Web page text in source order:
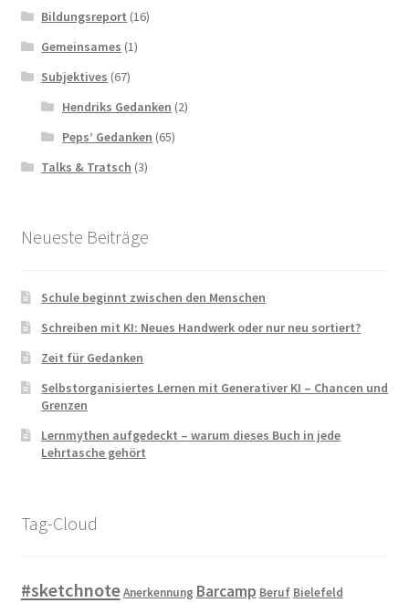
Bildungsreport (16)
Gemeinsames (1)
Subjektives (67)
Hendriks Gedanken (2)
Peps’ Gedanken (65)
Talks & Tratsch (3)
Neueste Beiträge
Schule beginnt zwischen den Menschen
Schreiben mit KI: Neues Handwerk oder nur neu sortiert?
Zeit für Gedanken
Selbstorganisiertes Lernen mit Generativer KI – Chancen und
Grenzen
Lernmythen aufgedeckt – warum dieses Buch in jede
Lehrtasche gehört
Tag-Cloud
#sketchnoteAnerkennung Barcamp Beruf Bielefeld